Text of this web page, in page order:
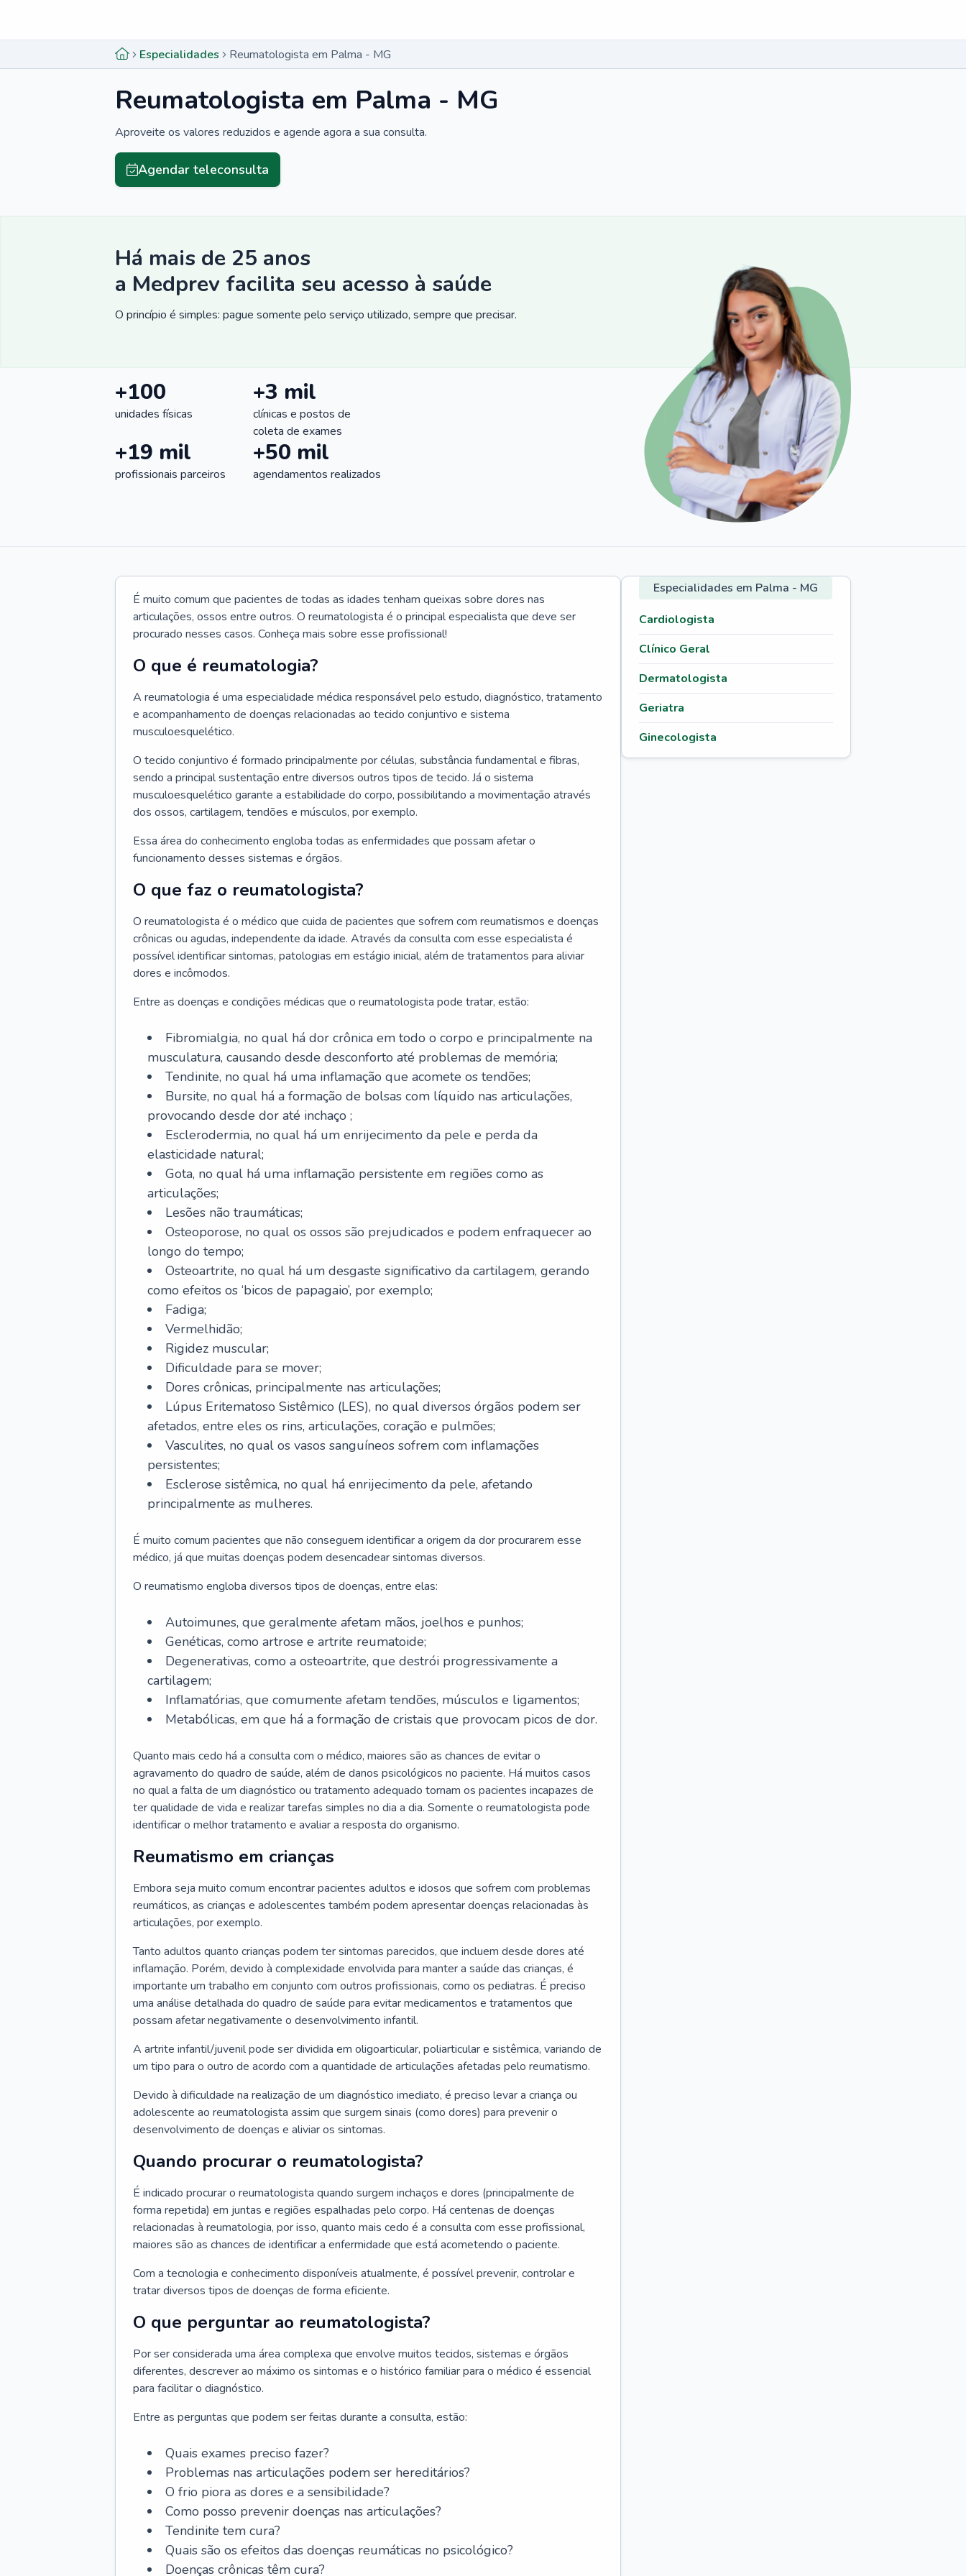
Especialidades Reumatologista em Palma - MG
Reumatologista em Palma - MG
Aproveite os valores reduzidos e agende agora a sua consulta.
Agendar teleconsulta
Há mais de 25 anos
a Medprev facilita seu acesso à saúde
O princípio é simples: pague somente pelo serviço utilizado, sempre que precisar.
+100
unidades físicas
+3 mil
clínicas e postos de
coleta de exames
+19 mil
profissionais parceiros
+50 mil
agendamentos realizados
É muito comum que pacientes de todas as idades tenham queixas sobre dores nas
articulações, ossos entre outros. O reumatologista é o principal especialista que deve ser
procurado nesses casos. Conheça mais sobre esse profissional!
O que é reumatologia?
A reumatologia é uma especialidade médica responsável pelo estudo, diagnóstico, tratamento
e acompanhamento de doenças relacionadas ao tecido conjuntivo e sistema
musculoesquelético.
O tecido conjuntivo é formado principalmente por células, substância fundamental e fibras,
sendo a principal sustentação entre diversos outros tipos de tecido. Já o sistema
musculoesquelético garante a estabilidade do corpo, possibilitando a movimentação através
dos ossos, cartilagem, tendões e músculos, por exemplo.
Essa área do conhecimento engloba todas as enfermidades que possam afetar o
funcionamento desses sistemas e órgãos.
O que faz o reumatologista?
O reumatologista é o médico que cuida de pacientes que sofrem com reumatismos e doenças
crônicas ou agudas, independente da idade. Através da consulta com esse especialista é
possível identificar sintomas, patologias em estágio inicial, além de tratamentos para aliviar
dores e incômodos.
Entre as doenças e condições médicas que o reumatologista pode tratar, estão:
Fibromialgia, no qual há dor crônica em todo o corpo e principalmente na
musculatura, causando desde desconforto até problemas de memória;
Tendinite, no qual há uma inflamação que acomete os tendões;
Bursite, no qual há a formação de bolsas com líquido nas articulações,
provocando desde dor até inchaço ;
Esclerodermia, no qual há um enrijecimento da pele e perda da
elasticidade natural;
Gota, no qual há uma inflamação persistente em regiões como as
articulações;
Lesões não traumáticas;
Osteoporose, no qual os ossos são prejudicados e podem enfraquecer ao
longo do tempo;
Osteoartrite, no qual há um desgaste significativo da cartilagem, gerando
como efeitos os ‘bicos de papagaio’, por exemplo;
Fadiga;
Vermelhidão;
Rigidez muscular;
Dificuldade para se mover;
Dores crônicas, principalmente nas articulações;
Lúpus Eritematoso Sistêmico (LES), no qual diversos órgãos podem ser
afetados, entre eles os rins, articulações, coração e pulmões;
Vasculites, no qual os vasos sanguíneos sofrem com inflamações
persistentes;
Esclerose sistêmica, no qual há enrijecimento da pele, afetando
principalmente as mulheres.
É muito comum pacientes que não conseguem identificar a origem da dor procurarem esse
médico, já que muitas doenças podem desencadear sintomas diversos.
O reumatismo engloba diversos tipos de doenças, entre elas:
Autoimunes, que geralmente afetam mãos, joelhos e punhos;
Genéticas, como artrose e artrite reumatoide;
Degenerativas, como a osteoartrite, que destrói progressivamente a
cartilagem;
Inflamatórias, que comumente afetam tendões, músculos e ligamentos;
Metabólicas, em que há a formação de cristais que provocam picos de dor.
Quanto mais cedo há a consulta com o médico, maiores são as chances de evitar o
agravamento do quadro de saúde, além de danos psicológicos no paciente. Há muitos casos
no qual a falta de um diagnóstico ou tratamento adequado tornam os pacientes incapazes de
ter qualidade de vida e realizar tarefas simples no dia a dia. Somente o reumatologista pode
identificar o melhor tratamento e avaliar a resposta do organismo.
Reumatismo em crianças
Embora seja muito comum encontrar pacientes adultos e idosos que sofrem com problemas
reumáticos, as crianças e adolescentes também podem apresentar doenças relacionadas às
articulações, por exemplo.
Tanto adultos quanto crianças podem ter sintomas parecidos, que incluem desde dores até
inflamação. Porém, devido à complexidade envolvida para manter a saúde das crianças, é
importante um trabalho em conjunto com outros profissionais, como os pediatras. É preciso
uma análise detalhada do quadro de saúde para evitar medicamentos e tratamentos que
possam afetar negativamente o desenvolvimento infantil.
A artrite infantil/juvenil pode ser dividida em oligoarticular, poliarticular e sistêmica, variando de
um tipo para o outro de acordo com a quantidade de articulações afetadas pelo reumatismo.
Devido à dificuldade na realização de um diagnóstico imediato, é preciso levar a criança ou
adolescente ao reumatologista assim que surgem sinais (como dores) para prevenir o
desenvolvimento de doenças e aliviar os sintomas.
Quando procurar o reumatologista?
É indicado procurar o reumatologista quando surgem inchaços e dores (principalmente de
forma repetida) em juntas e regiões espalhadas pelo corpo. Há centenas de doenças
relacionadas à reumatologia, por isso, quanto mais cedo é a consulta com esse profissional,
maiores são as chances de identificar a enfermidade que está acometendo o paciente.
Com a tecnologia e conhecimento disponíveis atualmente, é possível prevenir, controlar e
tratar diversos tipos de doenças de forma eficiente.
O que perguntar ao reumatologista?
Por ser considerada uma área complexa que envolve muitos tecidos, sistemas e órgãos
diferentes, descrever ao máximo os sintomas e o histórico familiar para o médico é essencial
para facilitar o diagnóstico.
Entre as perguntas que podem ser feitas durante a consulta, estão:
Quais exames preciso fazer?
Problemas nas articulações podem ser hereditários?
O frio piora as dores e a sensibilidade?
Como posso prevenir doenças nas articulações?
Tendinite tem cura?
Quais são os efeitos das doenças reumáticas no psicológico?
Doenças crônicas têm cura?
Especialidades em Palma - MG
Cardiologista
Clínico Geral
Dermatologista
Geriatra
Ginecologista